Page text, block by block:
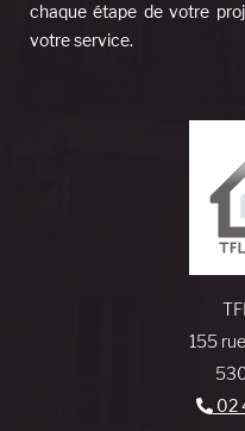
chaque étape de votre
votre service.
155
02